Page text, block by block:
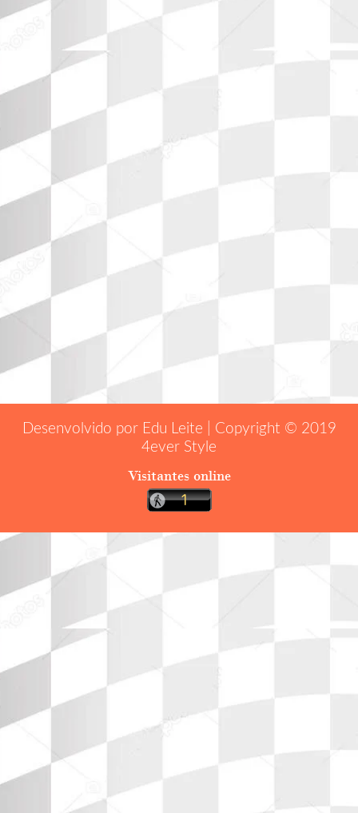
Desenvolvido por Edu Leite | Copyright © 2019
4ever Style
Visitantes online